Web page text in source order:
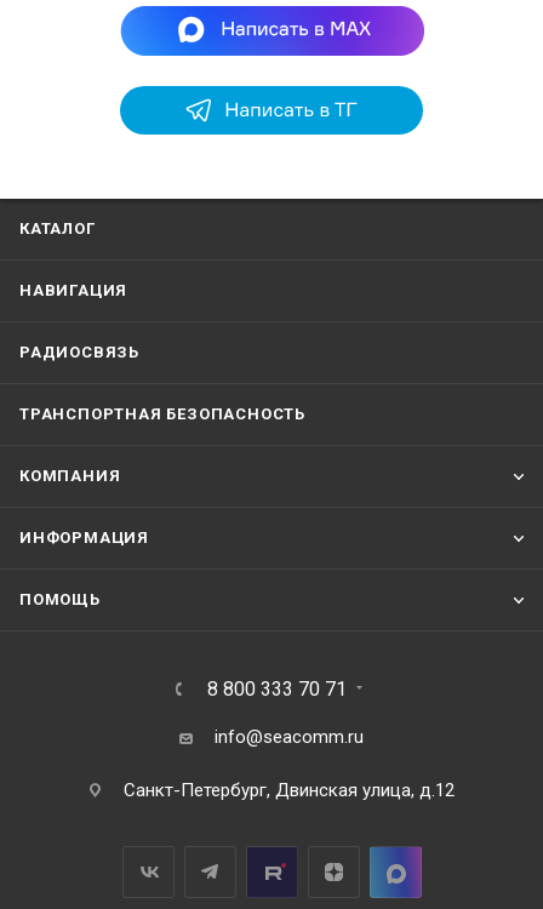
КАТАЛОГ
НАВИГАЦИЯ
РАДИОСВЯЗЬ
ТРАНСПОРТНАЯ БЕЗОПАСНОСТЬ
КОМПАНИЯ
ИНФОРМАЦИЯ
ПОМОЩЬ
8 800 333 70 71
info@seacomm.ru
Санкт-Петербург, Двинская улица, д.12